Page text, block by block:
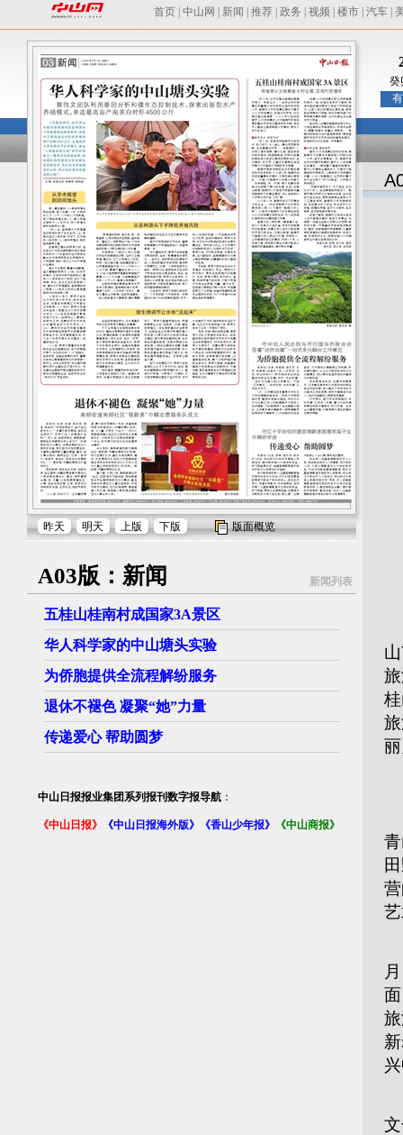
首页 中山网 新闻 推荐 政务 视频 楼市 汽车
昨天 明天 上版 下版 版面概览
A03版：新闻 新闻列表
五桂山桂南村成国家3A景区
华人科学家的中山塘头实验
为侨胞提供全流程解纷服务
退休不褪色 凝聚“她”力量
传递爱心 帮助圆梦
中山日报报业集团系列报刊数字报导航 ：
《中山日报》 《中山日报海外版》 《香山少年报》 《中山商报》
癸